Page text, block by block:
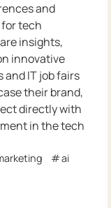
and
tech
insights,
innovative
and IT job fairs
their brand,
directly with
in the tech
ai